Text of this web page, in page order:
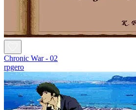
Chronic War - 02
rpgero